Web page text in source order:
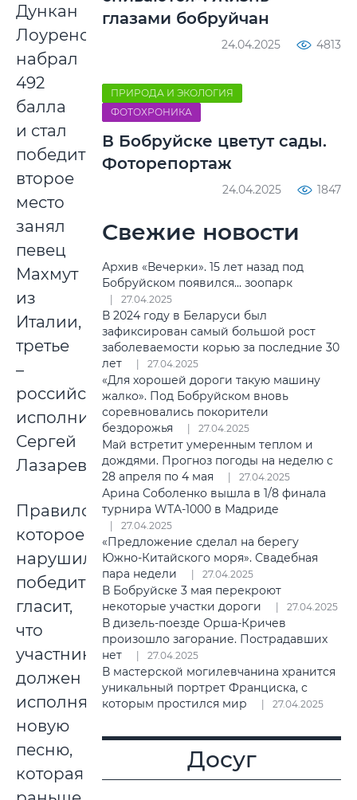
Дункан
Лоуренс
набрал
492
балла
и стал
победителем,
второе
место
занял
певец
Махмут
из
Италии,
третье
–
российский
исполнитель
Сергей
Лазарев.
Правило,
которое
нарушил
победитель,
гласит,
что
участник
должен
исполнять
новую
песню,
которая
глазами бобруйчан
24.04.2025 4813
ПРИРОДА И ЭКОЛОГИЯ
ФОТОХРОНИКА
В Бобруйске цветут сады.
Фоторепортаж
24.04.2025 1847
Свежие новости
Архив «Вечерки». 15 лет назад под
Бобруйском появился... зоопарк
27.04.2025
В 2024 году в Беларуси был
зафиксирован самый большой рост
заболеваемости корью за последние 30
лет
27.04.2025
«Для хорошей дороги такую машину
жалко». Под Бобруйском вновь
соревновались покорители
бездорожья
27.04.2025
Май встретит умеренным теплом и
дождями. Прогноз погоды на неделю с
28 апреля по 4 мая
27.04.2025
Арина Соболенко вышла в 1/8 финала
турнира WTA-1000 в Мадриде
27.04.2025
«Предложение сделал на берегу
Южно-Китайского моря». Свадебная
пара недели
27.04.2025
В Бобруйске 3 мая перекроют
некоторые участки дороги
27.04.2025
В дизель-поезде Орша-Кричев
произошло загорание. Пострадавших
нет
27.04.2025
В мастерской могилевчанина хранится
уникальный портрет Франциска, с
которым простился мир
27.04.2025
Досуг